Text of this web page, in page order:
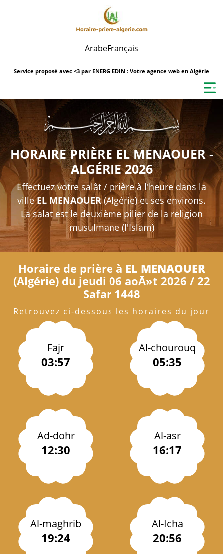
ArabeFrançais
Service proposé avec <3 par ENERGIEDIN : Votre agence web en Algérie
HORAIRE PRIÈRE EL MENAOUER -
ALGÉRIE 2026
Effectuez votre salât / prière à l'heure dans la
villeEL MENAOUER(Algérie) et ses environs.
La salat est le deuxième pilier de la religion
musulmane (l'Islam)
Horaire de prière à EL MENAOUER
(Algérie) du jeudi 06 aoÃ»t 2026 / 22
Safar 1448
Retrouvez ci-dessous les horaires du jour
Fajr
03:57
Al-chourouq
05:35
Ad-dohr
12:30
Al-asr
16:17
Al-maghrib
19:24
Al-Icha
20:56